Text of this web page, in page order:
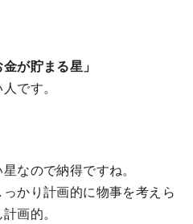
金が貯まる星」
です。
なので納得ですね。
かり計画的に物事を考えら
画的。